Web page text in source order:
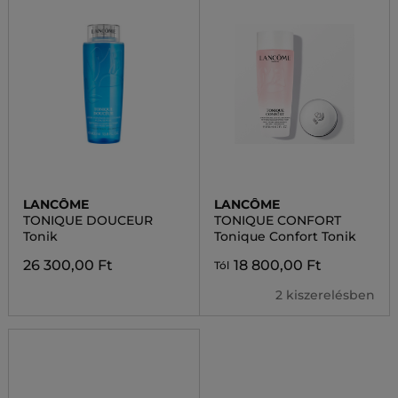
LANCÔME
TONIQUE DOUCEUR
Tonik
26 300,00 Ft
LANCÔME
TONIQUE CONFORT
Tonique Confort Tonik
Tól 18 800,00 Ft
2 kiszerelésben